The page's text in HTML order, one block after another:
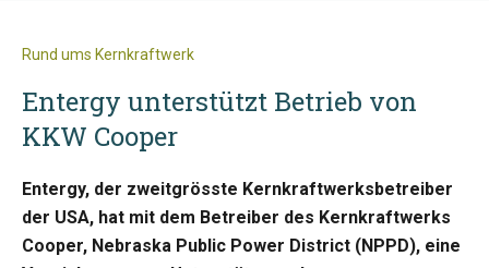
Rund ums Kernkraftwerk
Entergy unterstützt Betrieb von
KKW Cooper
Entergy, der zweitgrösste Kernkraftwerksbetreiber
der USA, hat mit dem Betreiber des Kernkraftwerks
Cooper, Nebraska Public Power District (NPPD), eine